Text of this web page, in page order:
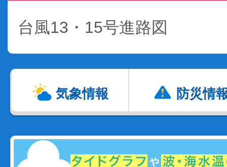
台風13・15号進路図
気象情報 防災情